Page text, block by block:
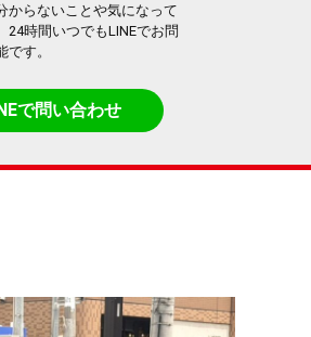
からないことや気になって
24時間いつでもLINEでお問
です。
で問い合わせ